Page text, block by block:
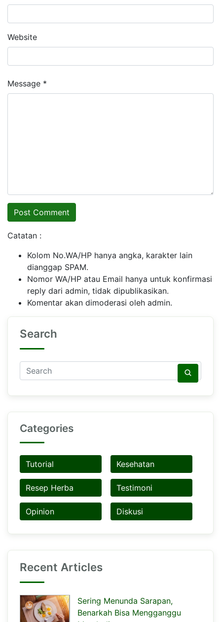
Website
Message *
Catatan :
Kolom No.WA/HP hanya angka, karakter lain
dianggap SPAM.
Nomor WA/HP atau Email hanya untuk konfirmasi
reply dari admin, tidak dipublikasikan.
Komentar akan dimoderasi oleh admin.
Search
Categories
Tutorial Kesehatan
Resep Herba Testimoni
Opinion Diskusi
Recent Articles
Sering Menunda Sarapan,
Benarkah Bisa Mengganggu